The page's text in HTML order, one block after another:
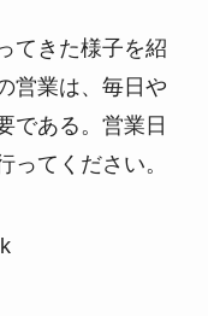
てきた様子を紹
営業は、毎日や
である。営業日
ってください。